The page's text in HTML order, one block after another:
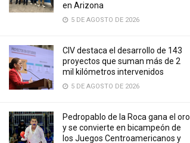
en Arizona
5 DE AGOSTO DE 2026
CIV destaca el desarrollo de 143
proyectos que suman más de 2
mil kilómetros intervenidos
5 DE AGOSTO DE 2026
Pedropablo de la Roca gana el oro
y se convierte en bicampeón de
los Juegos Centroamericanos y